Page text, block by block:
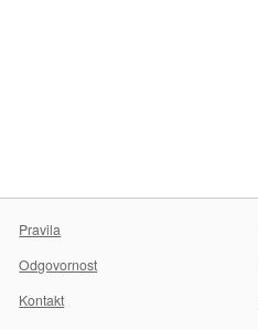
Pravila
Odgovornost
Kontakt